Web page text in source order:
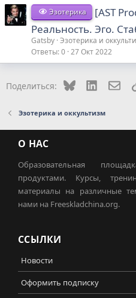
Эзотерика
[AST
Реальность. Эго.
Gatsby Эзотерика и
Ответы 0 27 Окт 2022
Поделиться: Bluesky LinkedIn
Эзотерика и оккультизм
О НАС
Образовательная
продуктами. Курсы,
материалы на различные
нами на Freeskladchina.org.
ССЫЛКИ
Новости
Оформить подписку